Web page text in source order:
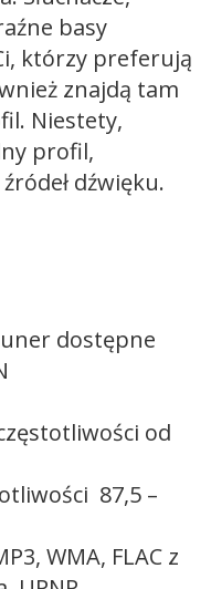
basy
którzy preferują
znajdą tam
Niestety,
profil,
dźwięku.
dostępne
od
87,5 –
WMA, FLAC z